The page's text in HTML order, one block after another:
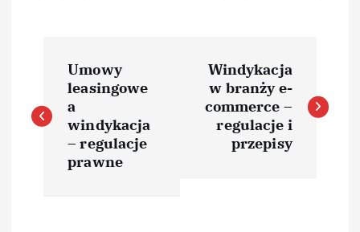
a
w
Umowy
leasingowe
a
windykacja
– regulacje
prawne
Windykacja
w branży e-
commerce –
regulacje i
przepisy